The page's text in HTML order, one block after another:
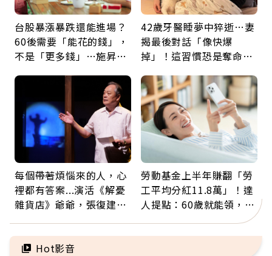
台股暴漲暴跌還能進場？
60後需要「能花的錢」，
不是「更多錢」…施昇
42歲牙醫睡夢中猝逝…妻
揭最後對話「像快爆
掉」！這習慣恐是奪命原
命交換
每個帶著煩惱來的人，心
裡都有答案...演活《解憂
雜貨店》爺爺，張復建：
善待自己
勞動基金上半年賺翻「勞
工平均分紅11.8萬」！達
人提點：60歲就能領，重
新就業還有隱藏版退休金
Hot影音